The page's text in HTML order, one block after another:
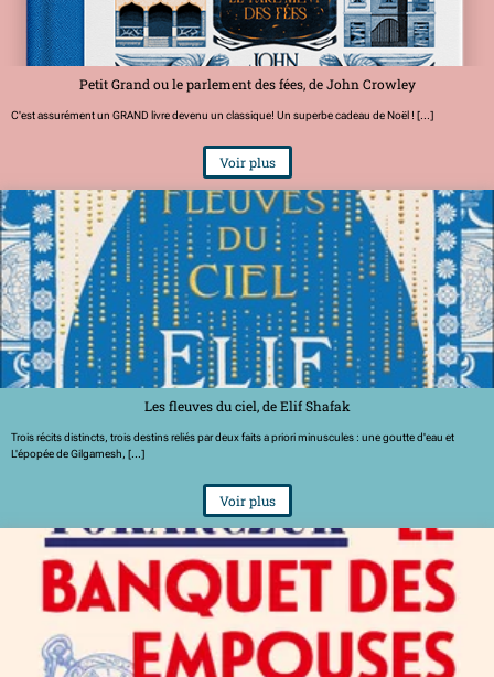
Petit Grand ou le parlement des fées, de John Crowley
C'est assurément un GRAND livre devenu un classique! Un superbe cadeau de Noël ! [...]
Voir plus
Les fleuves du ciel, de Elif Shafak
Trois récits distincts, trois destins reliés par deux faits a priori minuscules : une goutte d'eau et
L'épopée de Gilgamesh, [...]
Voir plus